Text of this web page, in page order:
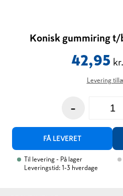
Konisk gummiring
42,95
Levering
-
FÅ LEVERET
Til levering - På lager
Leveringstid: 1-3 hverdage